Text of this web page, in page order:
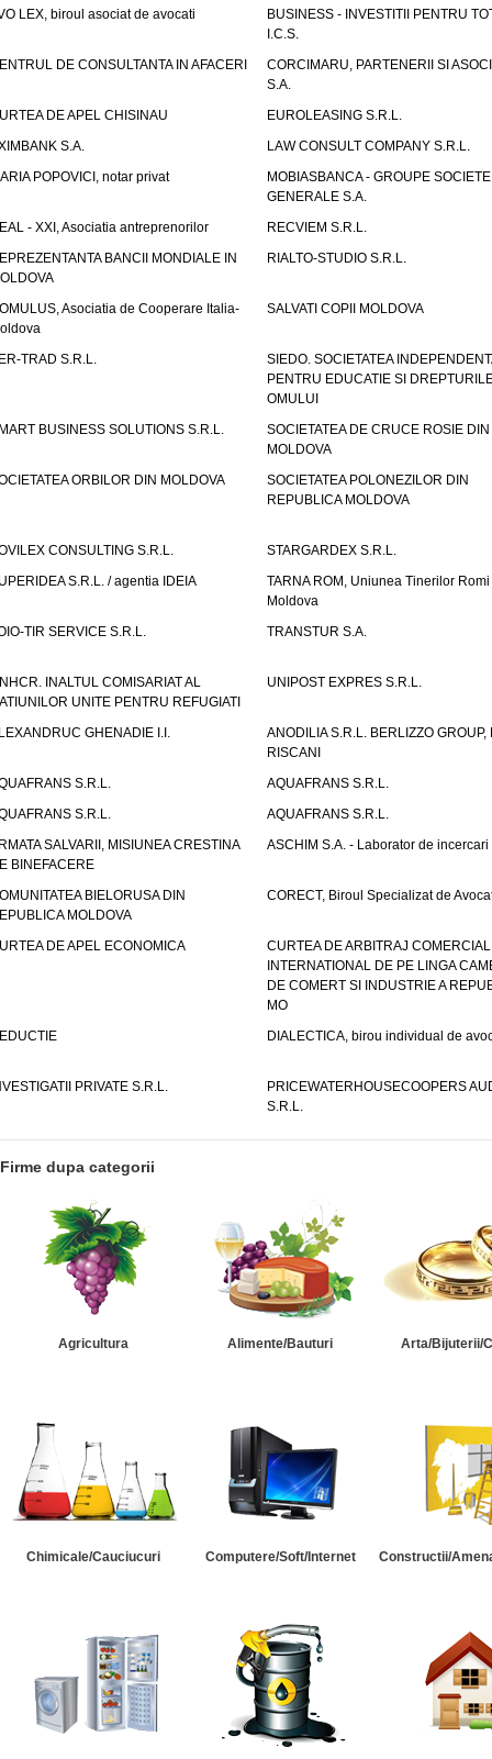
LEX, biroul asociat de avocati
BUSINESS - INVESTITII PENTRU
I.C.S.
DE CONSULTANTA IN AFACERI
CORCIMARU, PARTENERII SI
S.A.
DE APEL CHISINAU
EUROLEASING S.R.L.
S.A.
LAW CONSULT COMPANY S.R.L.
POPOVICI, notar privat
MOBIASBANCA - GROUPE SOCIETE
GENERALE S.A.
- XXI, Asociatia antreprenorilor
RECVIEM S.R.L.
BANCII MONDIALE IN
RIALTO-STUDIO S.R.L.
Asociatia de Cooperare Italia-
SALVATI COPII MOLDOVA
TRAD S.R.L.
SIEDO. SOCIETATEA
PENTRU EDUCATIE SI
OMULUI
BUSINESS SOLUTIONS S.R.L.
SOCIETATEA DE CRUCE ROSIE DIN
MOLDOVA
ORBILOR DIN MOLDOVA
SOCIETATEA POLONEZILOR DIN
REPUBLICA MOLDOVA
CONSULTING S.R.L.
STARGARDEX S.R.L.
S.R.L. / agentia IDEIA
TARNA ROM, Uniunea Tinerilor
Moldova
TIR SERVICE S.R.L.
TRANSTUR S.A.
INALTUL COMISARIAT AL
UNITE PENTRU REFUGIATI
UNIPOST EXPRES S.R.L.
GHENADIE I.I.
ANODILIA S.R.L. BERLIZZO GROUP,
RISCANI
S.R.L.
AQUAFRANS S.R.L.
S.R.L.
AQUAFRANS S.R.L.
SALVARII, MISIUNEA CRESTINA
BINEFACERE
ASCHIM S.A. - Laborator de incercari
BIELORUSA DIN
MOLDOVA
CORECT, Biroul Specializat de
DE APEL ECONOMICA
CURTEA DE ARBITRAJ COMERCIAL
INTERNATIONAL DE PE LINGA
DE COMERT SI INDUSTRIE A
MO
DIALECTICA, birou individual de
PRIVATE S.R.L.
PRICEWATERHOUSECOOPERS
S.R.L.
Firme dupa categorii
Agricultura Alimente/Bauturi Arta/Bijuterii/
Chimicale/Cauciucuri Computere/Soft/Internet Constructii/